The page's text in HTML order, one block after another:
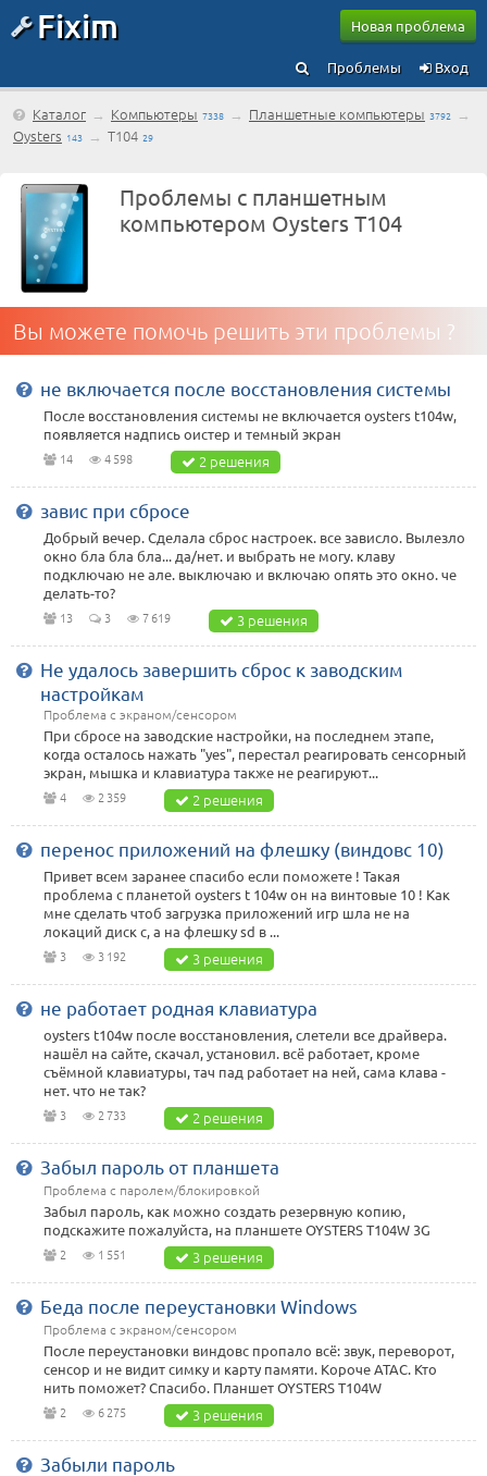
Fixim Новая проблема
Вход
Проблемы
Каталог → Компьютеры 7338 → Планшетные компьютеры 3792 →
Oysters 143 → T104 29
Проблемы с планшетным
компьютером Oysters T104
Вы можете помочь решить эти проблемы ?
не включается после восстановления системы
После восстановления системы не включается oysters t104w,
появляется надпись оистер и темный экран
14 4 598 2 решения
завис при сбросе
Добрый вечер. Сделала сброс настроек. все зависло. Вылезло
окно бла бла бла... да/нет. и выбрать не могу. клаву
подключаю не але. выключаю и включаю опять это окно. че
делать-то?
13 3 7 619 3 решения
Не удалось завершить сброс к заводским
настройкам
Проблема с экраном/сенсором
При сбросе на заводские настройки, на последнем этапе,
когда осталось нажать "yes", перестал реагировать сенсорный
экран, мышка и клавиатура также не реагируют...
4 2 359 2 решения
перенос приложений на флешку (виндовс 10)
Привет всем заранее спасибо если поможете ! Такая
проблема с планетой oysters t 104w он на винтовые 10 ! Как
мне сделать чтоб загрузка приложений игр шла не на
локаций диск с, а на флешку sd в ...
3 3 192 3 решения
не работает родная клавиатура
oysters t104w после восстановления, слетели все драйвера.
нашёл на сайте, скачал, установил. всё работает, кроме
съёмной клавиатуры, тач пад работает на ней, сама клава -
нет. что не так?
3 2 733 2 решения
Забыл пароль от планшета
Проблема с паролем/блокировкой
Забыл пароль, как можно создать резервную копию,
подскажите пожалуйста, на планшете OYSTERS T104W 3G
2 1 551 3 решения
Беда после переустановки Windows
Проблема с экраном/сенсором
После переустановки виндовс пропало всё: звук, переворот,
сенсор и не видит симку и карту памяти. Короче АТАС. Кто
нить поможет? Спасибо. Планшет OYSTERS T104W
2 6 275 3 решения
Забыли пароль